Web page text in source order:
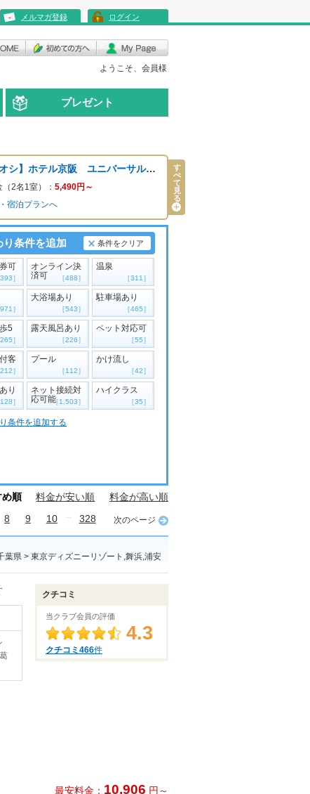
メルマガ登録 ログイン
ようこそ、会員様
プレゼント
【イチオシ】ホテル京阪 ユニバーサル・タワー
2名1室）： 5,490円～
宿泊プランへ
す
べ
て
見
る
り条件を追加 条件をクリア
可
393］
オンライン決
済可
［488］
温泉
［311］
］
大浴場あり
［543］
駐車場あり
［465］
5
］
露天風呂あり
［226］
ペット対応可
［55］
客
212］
プール
［112］
かけ流し
［42］
り
128］
ネット接続対
応可能［1,503］
ハイクラス
［35］
条件を追加する
め順 料金が安い順 料金が高い順
8 9 10 ... 328 次のページ
葉県 > 東京ディズニーリゾート,舞浜,浦安
クチコミ
当クラブ会員の評価
4.3
クチコミ466件
最安料金： 10,906 円～